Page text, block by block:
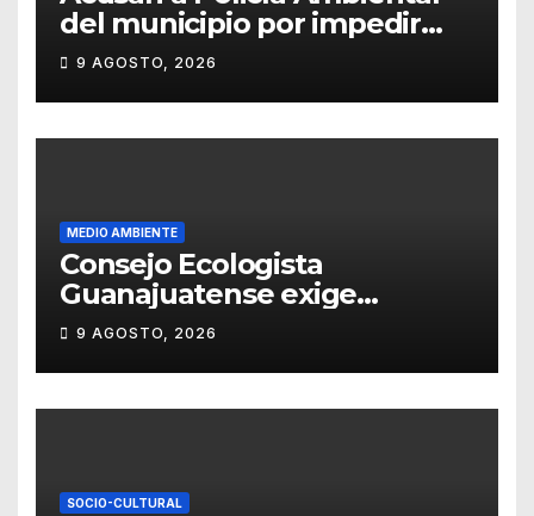
del municipio por impedir
resguardo de cachorros
9 AGOSTO, 2026
MEDIO AMBIENTE
Consejo Ecologista
Guanajuatense exige
investigar y sancionar los
daños por tala de vegetación
9 AGOSTO, 2026
SOCIO-CULTURAL